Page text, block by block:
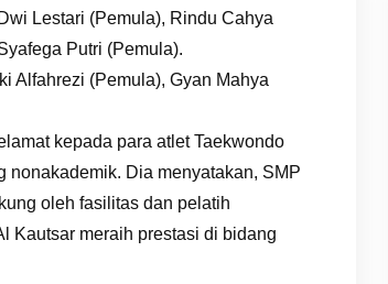
Lestari (Pemula), Rindu Cahya
Putri (Pemula).
Alfahrezi (Pemula), Gyan Mahya
kepada para atlet Taekwondo
nonakademik. Dia menyatakan, SMP
oleh fasilitas dan pelatih
Kautsar meraih prestasi di bidang